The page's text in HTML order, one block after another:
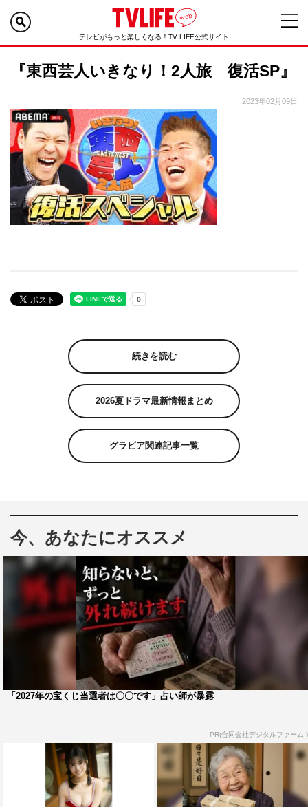
テレビがもっと楽しくなる！TV LIFE公式サイト
『東西芸人いきなり！2人旅 復活SP』
2023年02月09日
続きを読む
2026夏ドラマ最新情報まとめ
グラビア関連記事一覧
今、あなたにオススメ
「2027年の宝くじ当選者は〇〇です」占い師が暴露
PR(合同会社デジタルファーム )